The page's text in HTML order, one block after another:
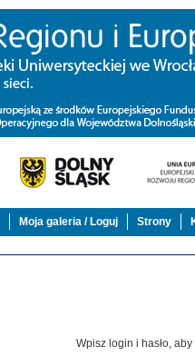
Moja galeria / Loguj Strony
Wpisz login i hasło,